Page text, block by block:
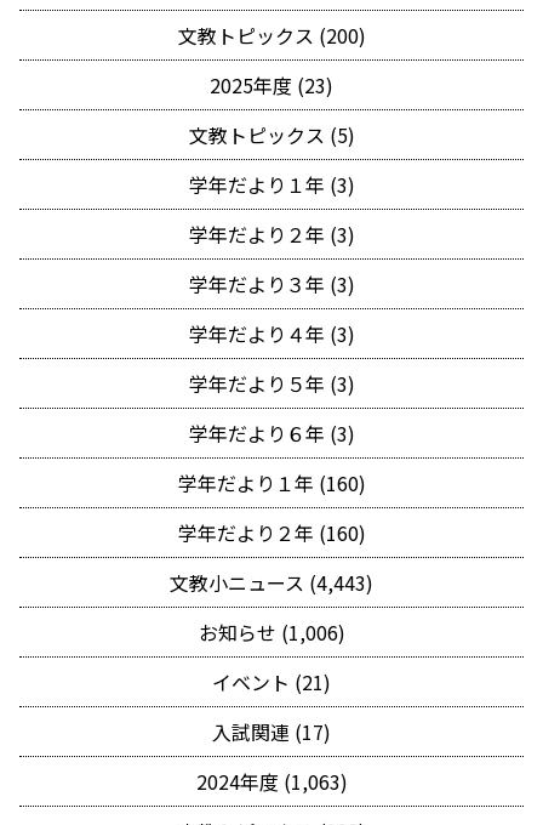
文教トピックス (200)
2025年度 (23)
文教トピックス (5)
学年だより１年 (3)
学年だより２年 (3)
学年だより３年 (3)
学年だより４年 (3)
学年だより５年 (3)
学年だより６年 (3)
学年だより１年 (160)
学年だより２年 (160)
文教小ニュース (4,443)
お知らせ (1,006)
イベント (21)
入試関連 (17)
2024年度 (1,063)